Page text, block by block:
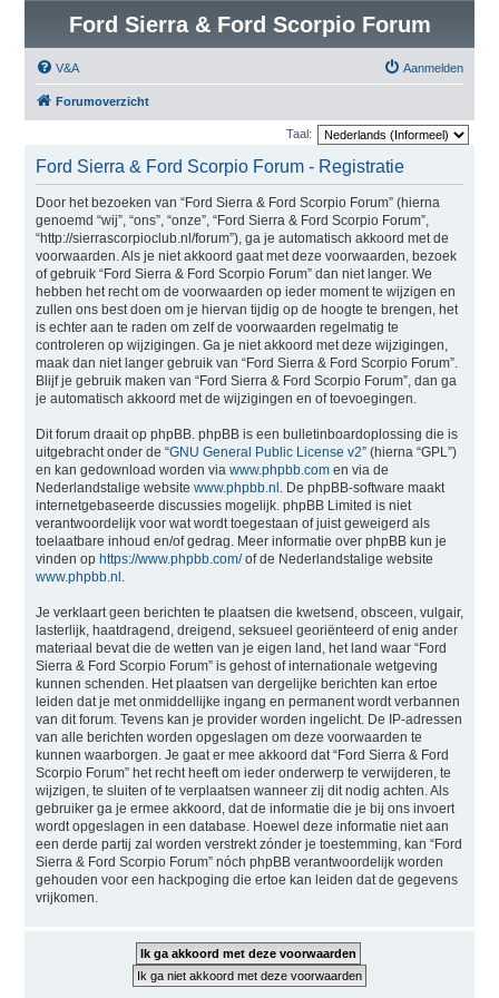
Ford Sierra & Ford Scorpio Forum
V&A Aanmelden
Forumoverzicht
Taal:
Ford Sierra & Ford Scorpio Forum - Registratie
Door het bezoeken van “Ford Sierra & Ford Scorpio Forum” (hierna
genoemd “wij”, “ons”, “onze”, “Ford Sierra & Ford Scorpio Forum”,
“http://sierrascorpioclub.nl/forum”), ga je automatisch akkoord met de
voorwaarden. Als je niet akkoord gaat met deze voorwaarden, bezoek
of gebruik “Ford Sierra & Ford Scorpio Forum” dan niet langer. We
hebben het recht om de voorwaarden op ieder moment te wijzigen en
zullen ons best doen om je hiervan tijdig op de hoogte te brengen, het
is echter aan te raden om zelf de voorwaarden regelmatig te
controleren op wijzigingen. Ga je niet akkoord met deze wijzigingen,
maak dan niet langer gebruik van “Ford Sierra & Ford Scorpio Forum”.
Blijf je gebruik maken van “Ford Sierra & Ford Scorpio Forum”, dan ga
je automatisch akkoord met de wijzigingen en of toevoegingen.
Dit forum draait op phpBB. phpBB is een bulletinboardoplossing die is
uitgebracht onder de “GNU General Public License v2” (hierna “GPL”)
en kan gedownload worden via www.phpbb.comen via de
Nederlandstalige website www.phpbb.nl . De phpBB-software maakt
internetgebaseerde discussies mogelijk. phpBB Limited is niet
verantwoordelijk voor wat wordt toegestaan of juist geweigerd als
toelaatbare inhoud en/of gedrag. Meer informatie over phpBB kun je
vinden op https://www.phpbb.com/of de Nederlandstalige website
www.phpbb.nl .
Je verklaart geen berichten te plaatsen die kwetsend, obsceen, vulgair,
lasterlijk, haatdragend, dreigend, seksueel georiënteerd of enig ander
materiaal bevat die de wetten van je eigen land, het land waar “Ford
Sierra & Ford Scorpio Forum” is gehost of internationale wetgeving
kunnen schenden. Het plaatsen van dergelijke berichten kan ertoe
leiden dat je met onmiddellijke ingang en permanent wordt verbannen
van dit forum. Tevens kan je provider worden ingelicht. De IP-adressen
van alle berichten worden opgeslagen om deze voorwaarden te
kunnen waarborgen. Je gaat er mee akkoord dat “Ford Sierra & Ford
Scorpio Forum” het recht heeft om ieder onderwerp te verwijderen, te
wijzigen, te sluiten of te verplaatsen wanneer zij dit nodig achten. Als
gebruiker ga je ermee akkoord, dat de informatie die je bij ons invoert
wordt opgeslagen in een database. Hoewel deze informatie niet aan
een derde partij zal worden verstrekt zónder je toestemming, kan “Ford
Sierra & Ford Scorpio Forum” nóch phpBB verantwoordelijk worden
gehouden voor een hackpoging die ertoe kan leiden dat de gegevens
vrijkomen.